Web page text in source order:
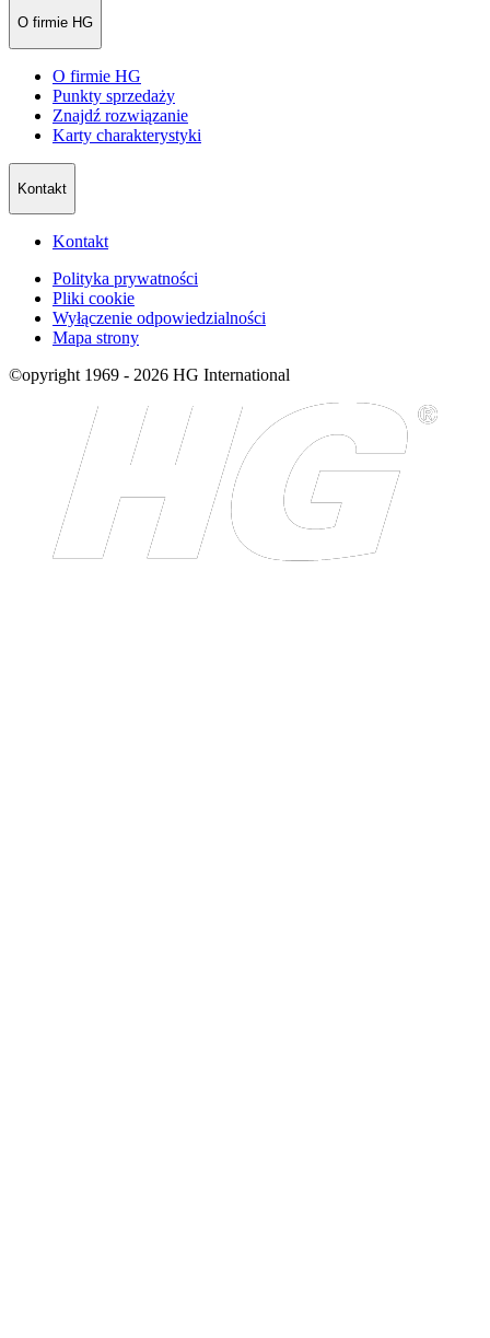
O firmie HG
O firmie HG
Punkty sprzedaży
Znajdź rozwiązanie
Karty charakterystyki
Kontakt
Kontakt
Polityka prywatności
Pliki cookie
Wyłączenie odpowiedzialności
Mapa strony
©opyright 1969 - 2026 HG International